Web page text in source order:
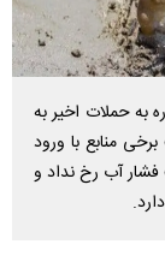
به حملات اخیر به
منابع با ورود
فشار آب رخ نداد و